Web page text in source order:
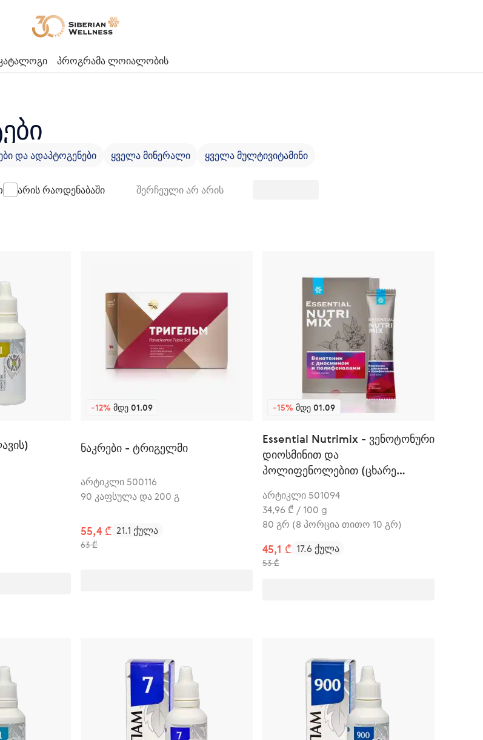
პროგრამა ლოიალობის
და ადაპტოგენები ყველა მინერალი ყველა მულტივიტამინი
შერჩეული არ არის
არის რაოდენაბაში
-12% ᲛᲓᲔ 01.09
ნაკრები - ტრიგელმი
არტიკლი 500116
90 კაფსულა და 200 გ
55,4 ₾
63 ₾
21.1 ქულა
-15% ᲛᲓᲔ 01.09
Essential Nutrimix - ვენოტონური
დიოსმინით და
პოლიფენოლებით (ცხარე
არტიკლი 501094
34,96 ₾ / 100 g
80 გრ (8 პორცია თითო 10 გრ)
45,1 ₾
53 ₾
17.6 ქულა